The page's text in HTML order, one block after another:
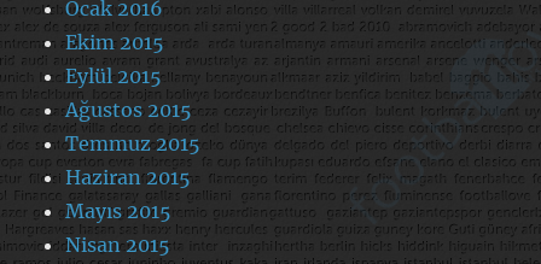
Ocak 2016
Ekim 2015
Eylül 2015
Ağustos 2015
Temmuz 2015
Haziran 2015
Mayıs 2015
Nisan 2015